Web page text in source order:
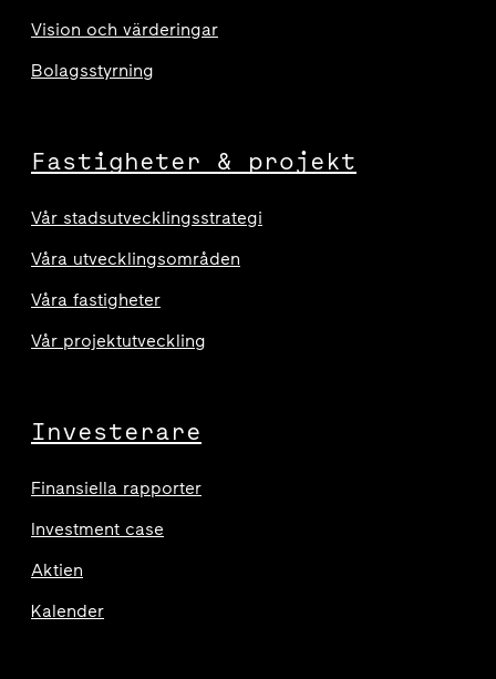
Vision och värderingar
Bolagsstyrning
Fastigheter & projekt
Vår stadsutvecklingsstrategi
Våra utvecklingsområden
Våra fastigheter
Vår projektutveckling
Investerare
Finansiella rapporter
Investment case
Aktien
Kalender